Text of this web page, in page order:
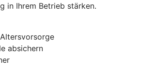
in Ihrem Betrieb stärken.
absichern